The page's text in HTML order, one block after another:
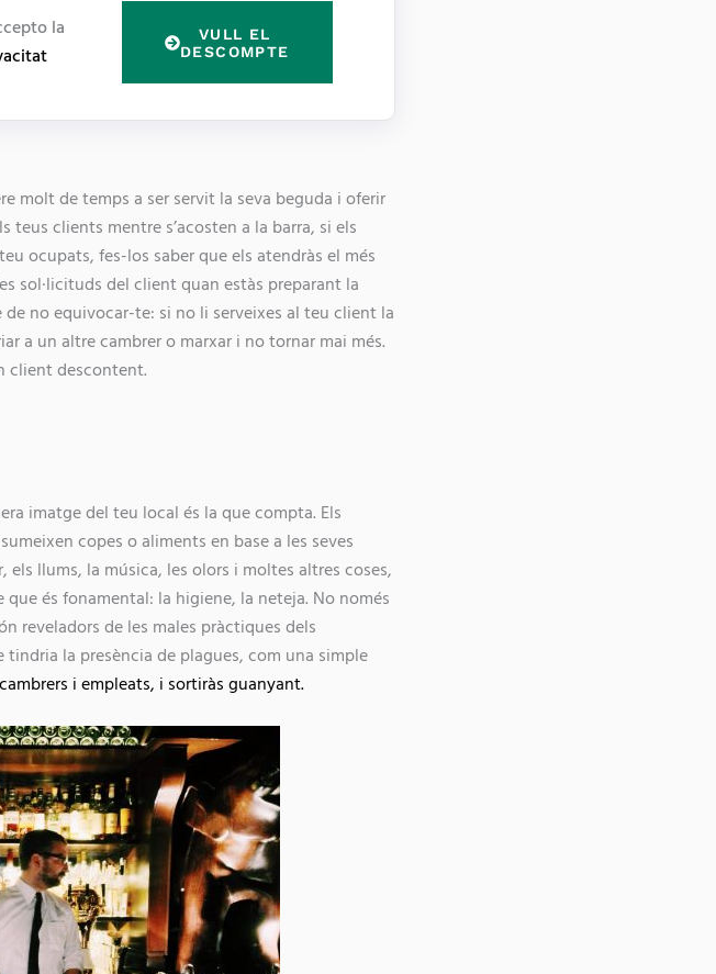
la
VULL EL
DESCOMPTE
molt de temps a ser servit la seva beguda i oferir
teus clients mentre s’acosten a la barra, si els
ocupats, fes-los saber que els atendràs el més
sol·licituds del client quan estàs preparant la
no equivocar-te: si no li serveixes al teu client la
a un altre cambrer o marxar i no tornar mai més.
client descontent.
imatge del teu local és la que compta. Els
copes o aliments en base a les seves
llums, la música, les olors i moltes altres coses,
és fonamental: la higiene, la neteja. No només
reveladors de les males pràctiques dels
tindria la presència de plagues, com una simple
i empleats, i sortiràs guanyant.